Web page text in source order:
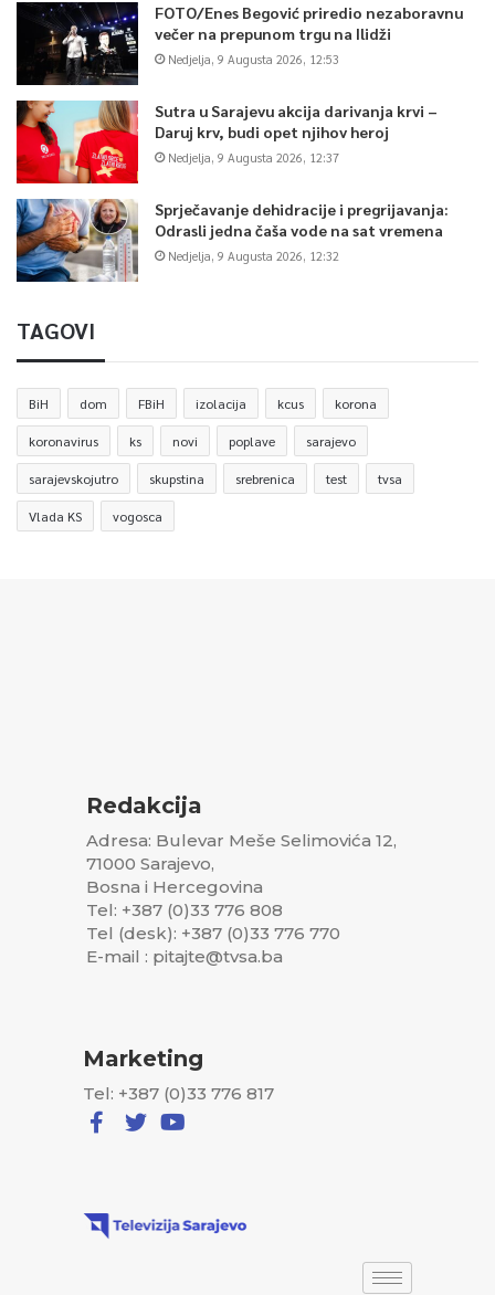
FOTO/Enes Begović priredio nezaboravnu
večer na prepunom trgu na Ilidži
Nedjelja, 9 Augusta 2026, 12:53
Sutra u Sarajevu akcija darivanja krvi –
Daruj krv, budi opet njihov heroj
Nedjelja, 9 Augusta 2026, 12:37
Sprječavanje dehidracije i pregrijavanja:
Odrasli jedna čaša vode na sat vremena
Nedjelja, 9 Augusta 2026, 12:32
TAGOVI
BiH dom FBiH izolacija kcus korona
koronavirus ks novi poplave sarajevo
sarajevskojutro skupstina srebrenica test tvsa
Vlada KS vogosca
Redakcija
Adresa: Bulevar Meše Selimovića 12,
71000 Sarajevo,
Bosna i Hercegovina
Tel: +387 (0)33 776 808
Tel (desk): +387 (0)33 776 770
E-mail : pitajte@tvsa.ba
Marketing
Tel: +387 (0)33 776 817